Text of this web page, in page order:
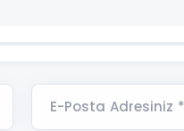
E-Posta Adresiniz *